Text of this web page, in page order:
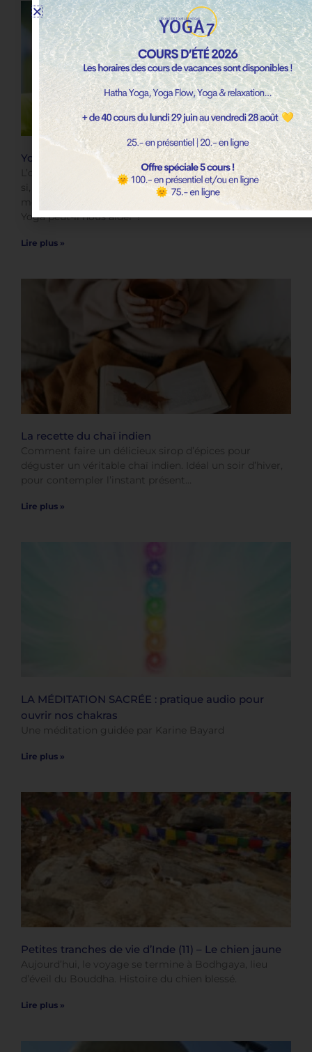
Yoga et ostéoporose
L’ostéoporose, on en entend forcément parler, surtout
si, en tant que femmes, nous entrons en phase de post-
ménopause. Mais qu’est-ce que c’est exactement, et le
Yoga peut-il nous aider ?
Lire plus »
La recette du chaï indien
Comment faire un délicieux sirop d’épices pour
déguster un véritable chaï indien. Idéal un soir d’hiver,
pour contempler l’instant présent…
Lire plus »
LA MÉDITATION SACRÉE : pratique audio pour
ouvrir nos chakras
Une méditation guidée par Karine Bayard
Lire plus »
Petites tranches de vie d’Inde (11) – Le chien jaune
Aujourd’hui, le voyage se termine à Bodhgaya, lieu
d’éveil du Bouddha. Histoire du chien blessé.
Lire plus »